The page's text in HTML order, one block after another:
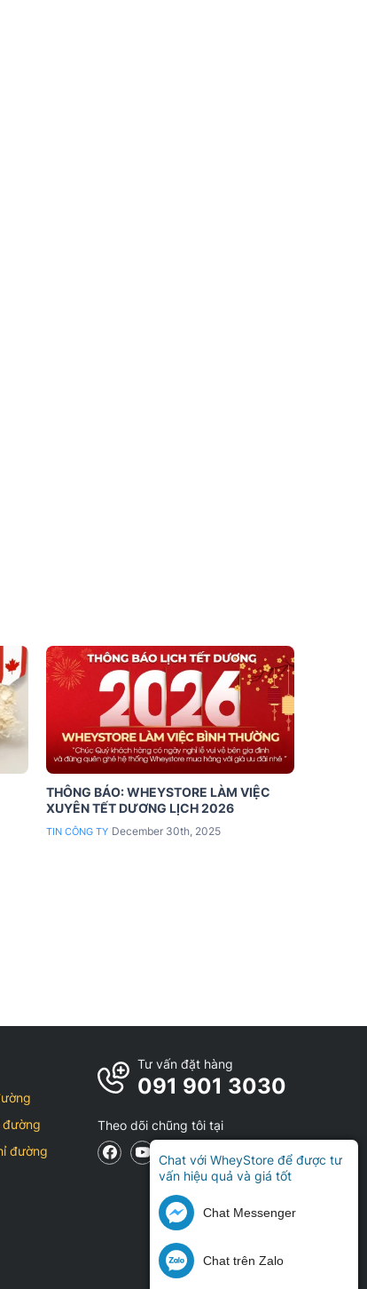
THÔNG BÁO: WHEYSTORE LÀM VIỆC
XUYÊN TẾT DƯƠNG LỊCH 2026
TIN CÔNG TY December 30th, 2025
đường
đường
Tư vấn đặt hàng
091 901 3030
Theo dõi chũng tôi tại
Chat với WheyStore để được tư
vấn hiệu quả và giá tốt
Chat Messenger
Chat trên Zalo